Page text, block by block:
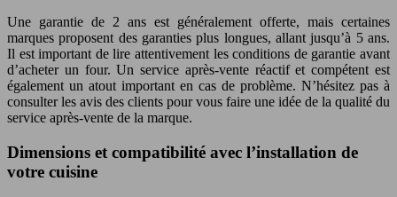
Une garantie de 2 ans est généralement offerte, mais certaines
marques proposent des garanties plus longues, allant jusqu’à 5 ans.
Il est important de lire attentivement les conditions de garantie avant
d’acheter un four. Un service après-vente réactif et compétent est
également un atout important en cas de problème. N’hésitez pas à
consulter les avis des clients pour vous faire une idée de la qualité du
service après-vente de la marque.
Dimensions et compatibilité avec l’installation de
votre cuisine